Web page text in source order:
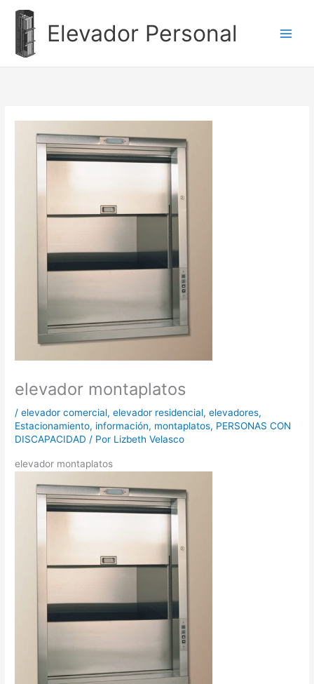
contenido
Elevador Personal
elevador montaplatos
/elevador comercial,elevador residencial,elevadores,
Estacionamiento, información, montaplatos, PERSONAS CON
DISCAPACIDAD / Por Lizbeth Velasco
elevador montaplatos